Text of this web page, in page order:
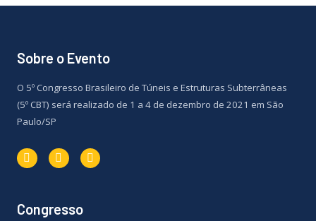
Sobre o Evento
O 5º Congresso Brasileiro de Túneis e Estruturas Subterrâneas
(5º CBT) será realizado de 1 a 4 de dezembro de 2021 em São
Paulo/SP
Congresso